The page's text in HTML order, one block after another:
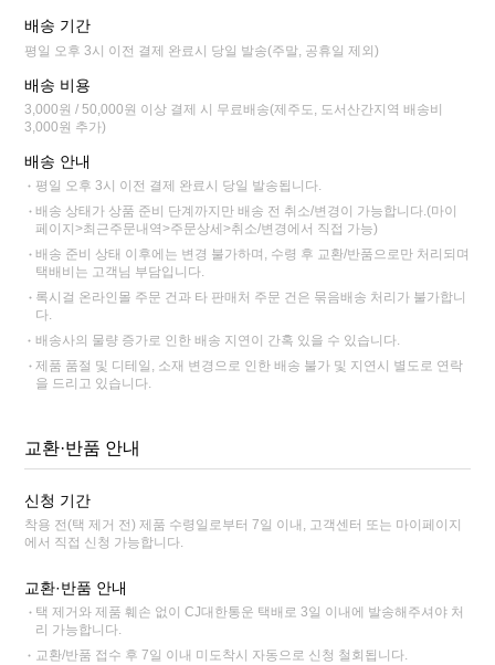
배송 기간
평일 오후 3시 이전 결제 완료시 당일 발송(주말, 공휴일 제외)
배송 비용
3,000원 / 50,000원 이상 결제 시 무료배송(제주도, 도서산간지역 배송비
3,000원 추가)
배송 안내
평일 오후 3시 이전 결제 완료시 당일 발송됩니다.
배송 상태가 상품 준비 단계까지만 배송 전 취소/변경이 가능합니다.(마이
페이지>최근주문내역>주문상세>취소/변경에서 직접 가능)
배송 준비 상태 이후에는 변경 불가하며, 수령 후 교환/반품으로만 처리되며
택배비는 고객님 부담입니다.
록시걸 온라인몰 주문 건과 타 판매처 주문 건은 묶음배송 처리가 불가합니
다.
배송사의 물량 증가로 인한 배송 지연이 간혹 있을 수 있습니다.
제품 품절 및 디테일, 소재 변경으로 인한 배송 불가 및 지연시 별도로 연락
을 드리고 있습니다.
교환·반품 안내
신청 기간
착용 전(택 제거 전) 제품 수령일로부터 7일 이내, 고객센터 또는 마이페이지
에서 직접 신청 가능합니다.
교환·반품 안내
택 제거와 제품 훼손 없이 CJ대한통운 택배로 3일 이내에 발송해주셔야 처
리 가능합니다.
교환/반품 접수 후 7일 이내 미도착시 자동으로 신청 철회됩니다.